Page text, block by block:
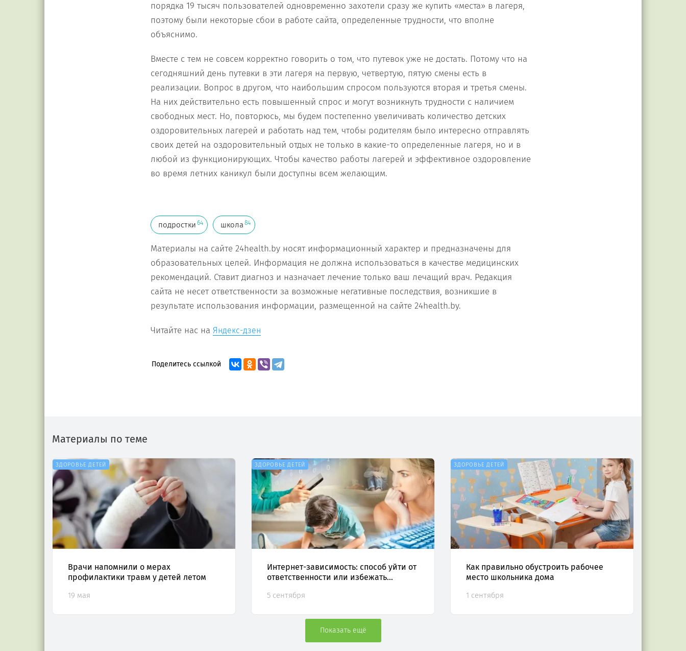
порядка 19 тысяч пользователей одновременно захотели сразу же купить «места» в лагеря,
поэтому были некоторые сбои в работе сайта, определенные трудности, что вполне
объяснимо.
Вместе с тем не совсем корректно говорить о том, что путевок уже не достать. Потому что на
сегодняшний день путевки в эти лагеря на первую, четвертую, пятую смены есть в
реализации. Вопрос в другом, что наибольшим спросом пользуются вторая и третья смены.
На них действительно есть повышенный спрос и могут возникнуть трудности с наличием
свободных мест. Но, повторюсь, мы будем постепенно увеличивать количество детских
оздоровительных лагерей и работать над тем, чтобы родителям было интересно отправлять
своих детей на оздоровительный отдых не только в какие-то определенные лагеря, но и в
любой из функционирующих. Чтобы качество работы лагерей и эффективное оздоровление
во время летних каникул были доступны всем желающим.
подростки 64 школа 84
Материалы на сайте 24health.by носят информационный характер и предназначены для
образовательных целей. Информация не должна использоваться в качестве медицинских
рекомендаций. Ставит диагноз и назначает лечение только ваш лечащий врач. Редакция
сайта не несет ответственности за возможные негативные последствия, возникшие в
результате использования информации, размещенной на сайте 24health.by.
Читайте нас на Яндекс-дзен
Поделитесь ссылкой
Материалы по теме
ЗДОРОВЬЕ ДЕТЕЙ
Врачи напомнили о мерах
профилактики травм у детей летом
19 мая
ЗДОРОВЬЕ ДЕТЕЙ
Интернет-зависимость: способ уйти от
ответственности или избежать
5 сентября
ЗДОРОВЬЕ ДЕТЕЙ
Как правильно обустроить рабочее
место школьника дома
1 сентября
Показать ещё